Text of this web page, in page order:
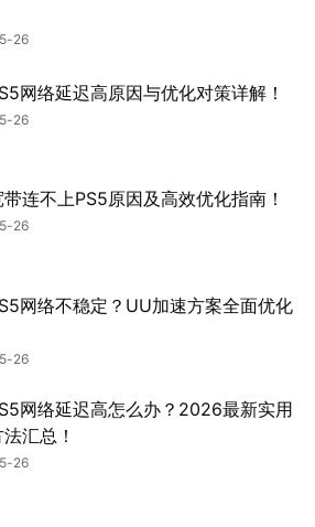
26
网络延迟高原因与优化对策详解！
26
连不上PS5原因及高效优化指南！
26
网络不稳定？UU加速方案全面优化
26
网络延迟高怎么办？2026最新实用
汇总！
26